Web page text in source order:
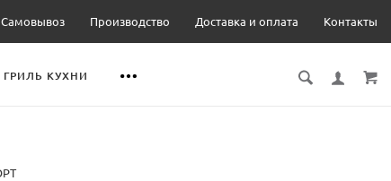
Самовывоз Производство Доставка и оплата Контакты
КУХНИ